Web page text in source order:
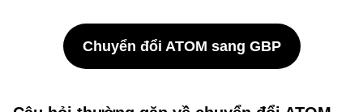
Chuyển đổi ATOM sang GBP